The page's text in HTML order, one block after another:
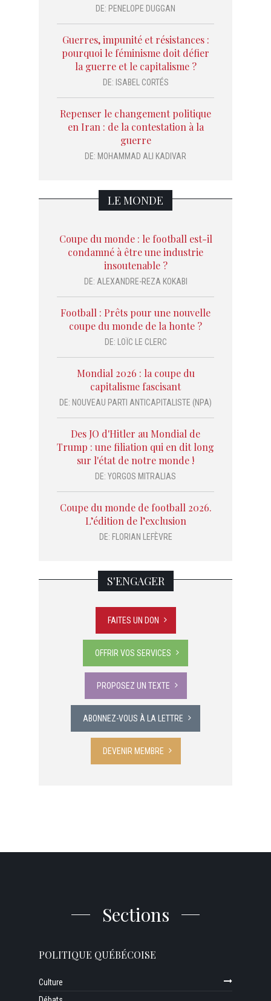
DE: PENELOPE DUGGAN
Guerres, impunité et résistances :
pourquoi le féminisme doit défier
la guerre et le capitalisme ?
DE: ISABEL CORTÉS
Repenser le changement politique
en Iran : de la contestation à la
guerre
DE: MOHAMMAD ALI KADIVAR
LE MONDE
Coupe du monde : le football est-il
condamné à être une industrie
insoutenable ?
DE: ALEXANDRE-REZA KOKABI
Football : Prêts pour une nouvelle
coupe du monde de la honte ?
DE: LOÏC LE CLERC
Mondial 2026 : la coupe du
capitalisme fascisant
DE: NOUVEAU PARTI ANTICAPITALISTE (NPA)
Des JO d'Hitler au Mondial de
Trump : une filiation qui en dit long
sur l'état de notre monde !
DE: YORGOS MITRALIAS
Coupe du monde de football 2026.
L’édition de l’exclusion
DE: FLORIAN LEFÈVRE
S'ENGAGER
FAITES UN DON
OFFRIR VOS SERVICES
PROPOSEZ UN TEXTE
ABONNEZ-VOUS À LA LETTRE
DEVENIR MEMBRE
Sections
POLITIQUE QUÉBÉCOISE
Culture